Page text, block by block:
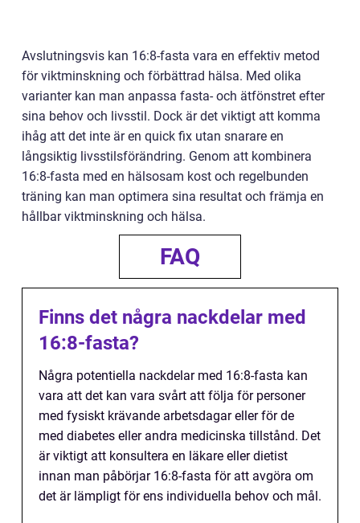
Avslutningsvis kan 16:8-fasta vara en effektiv metod
för viktminskning och förbättrad hälsa. Med olika
varianter kan man anpassa fasta- och ätfönstret efter
sina behov och livsstil. Dock är det viktigt att komma
ihåg att det inte är en quick fix utan snarare en
långsiktig livsstilsförändring. Genom att kombinera
16:8-fasta med en hälsosam kost och regelbunden
träning kan man optimera sina resultat och främja en
hållbar viktminskning och hälsa.
FAQ
Finns det några nackdelar med
16:8-fasta?
Några potentiella nackdelar med 16:8-fasta kan
vara att det kan vara svårt att följa för personer
med fysiskt krävande arbetsdagar eller för de
med diabetes eller andra medicinska tillstånd. Det
är viktigt att konsultera en läkare eller dietist
innan man påbörjar 16:8-fasta för att avgöra om
det är lämpligt för ens individuella behov och mål.